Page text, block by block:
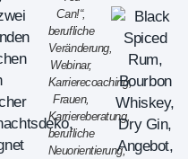
Can!“,
berufliche
Veränderung,
Webinar,
Karrierecoaching,
Frauen,
Karriereberatung,
berufliche
Neuorientierung,